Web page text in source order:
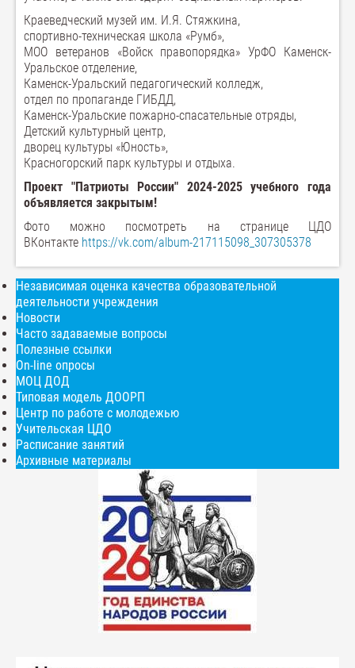
Краеведческий музей им. И.Я. Стяжкина,
спортивно-техническая школа «Румб»,
МОО ветеранов «Войск правопорядка» УрФО Каменск-
Уральское отделение,
Каменск-Уральский педагогический колледж,
отдел по пропаганде ГИБДД,
Каменск-Уральские пожарно-спасательные отряды,
Детский культурный центр,
дворец культуры «Юность»,
Красногорский парк культуры и отдыха.
Проект "Патриоты России" 2024-2025 учебного года
объявляется закрытым!
Фото можно посмотреть на странице ЦДО
ВКонтакте https://vk.com/album-217115098_307305378
Независимая оценка качества образовательной
деятельности учреждения
Новости
Часто задаваемые вопросы
Полезные ссылки
On-line опросы
МОЦ ДОД
Типовая модель ДООРП
Центр по работе с молодежью
Учительская ЦДО
Расписание занятий
Архивные материалы